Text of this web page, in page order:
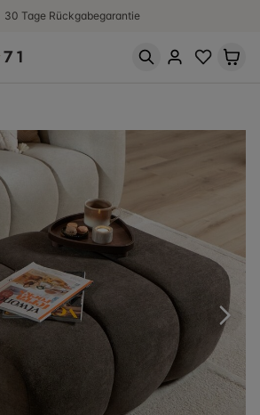
30 Tage Rückgabegarantie